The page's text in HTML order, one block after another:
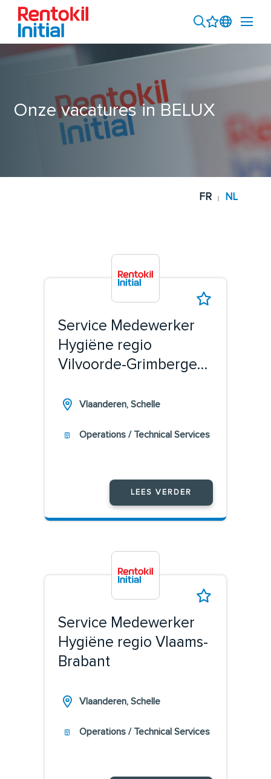
Onze vacatures in BELUX
FR | NL
Service Medewerker
Hygiëne regio
Vilvoorde-Grimbergen-
Vlaanderen, Schelle
Operations / Technical Services
LEES VERDER
Service Medewerker
Hygiëne regio Vlaams-
Brabant
Vlaanderen, Schelle
Operations / Technical Services